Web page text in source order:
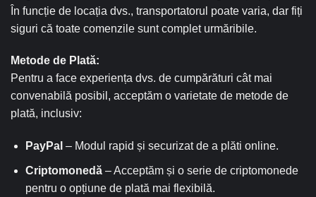
În funcție de locația dvs., transportatorul poate varia, dar fiți
siguri că toate comenzile sunt complet urmăribile.
Metode de Plată:
Pentru a face experiența dvs. de cumpărături cât mai
convenabilă posibil, acceptăm o varietate de metode de
plată, inclusiv:
PayPal – Modul rapid și securizat de a plăti online.
Criptomonedă– Acceptăm și o serie de criptomonede
pentru o opțiune de plată mai flexibilă.